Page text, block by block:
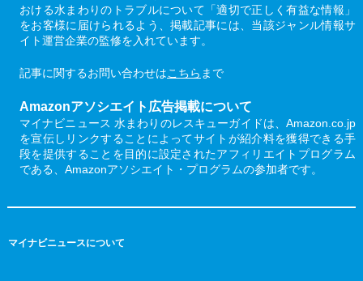
おける水まわりのトラブルについて「適切で正しく有益な情報」
をお客様に届けられるよう、掲載記事には、当該ジャンル情報サ
イト運営企業の監修を入れています。
記事に関するお問い合わせはこちら まで
Amazonアソシエイト広告掲載について
マイナビニュース 水まわりのレスキューガイドは、Amazon.co.jp
を宣伝しリンクすることによってサイトが紹介料を獲得できる手
段を提供することを目的に設定されたアフィリエイトプログラム
である、Amazonアソシエイト・プログラムの参加者です。
マイナビニュースについて